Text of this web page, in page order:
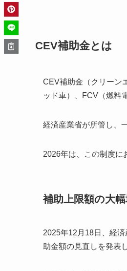
CEV補助金とは
CEV補助金（クリーン
ッド車）、FCV（燃料
経済産業省が所管し、
2026年は、この制度に
補助上限額の大
2025年12月18日、経
助金額の見直しを発表